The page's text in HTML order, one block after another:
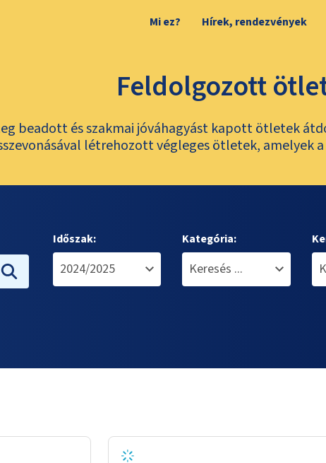
Mi ez? Hírek, rendezvények
Feldolgozott
beadott és szakmai jóváhagyást kapott ötletek
létrehozott végleges ötletek, amelyek
Időszak: Kategória: